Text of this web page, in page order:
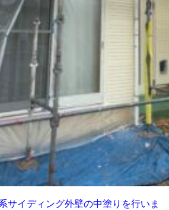
サイディング外壁の中塗りを行いま